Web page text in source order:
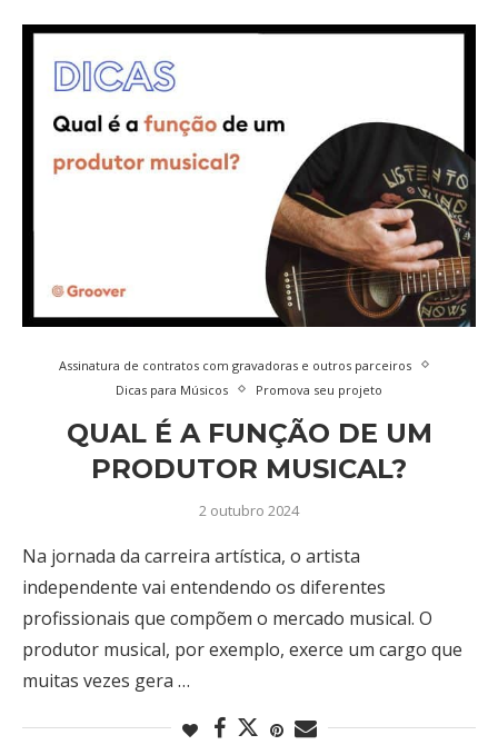
Assinatura de contratos com gravadoras e outros parceiros
Dicas para Músicos
Promova seu projeto
QUAL É A FUNÇÃO DE UM
PRODUTOR MUSICAL?
2 outubro 2024
Na jornada da carreira artística, o artista
independente vai entendendo os diferentes
profissionais que compõem o mercado musical. O
produtor musical, por exemplo, exerce um cargo que
muitas vezes gera …